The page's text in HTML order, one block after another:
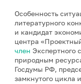
Особенность
литературного
и кандидат
центра
член Экспертного
природным
Госдумы РФ,
замкнутого цикла